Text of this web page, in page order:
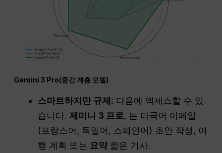
Gemini 3 Pro(중간 계층 모델)
스마트하지만 규제: 다음에 액세스할 수 있
습니다.제미니 3 프로, 는 다국어 이메일
(프랑스어, 독일어, 스페인어) 초안 작성, 여
행 계획 또는 요약 짧은 기사.